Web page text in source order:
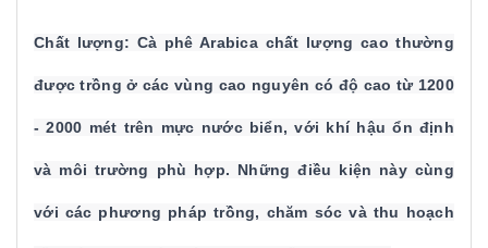
Chất lượng: Cà phê Arabica chất lượng cao thường
được trồng ở các vùng cao nguyên có độ cao từ 1200
- 2000 mét trên mực nước biển, với khí hậu ổn định
và môi trường phù hợp. Những điều kiện này cùng
với các phương pháp trồng, chăm sóc và thu hoạch